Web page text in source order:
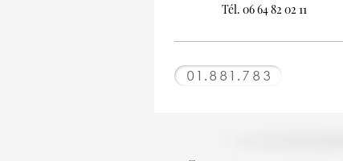
Tél. 06 64 82 02 11